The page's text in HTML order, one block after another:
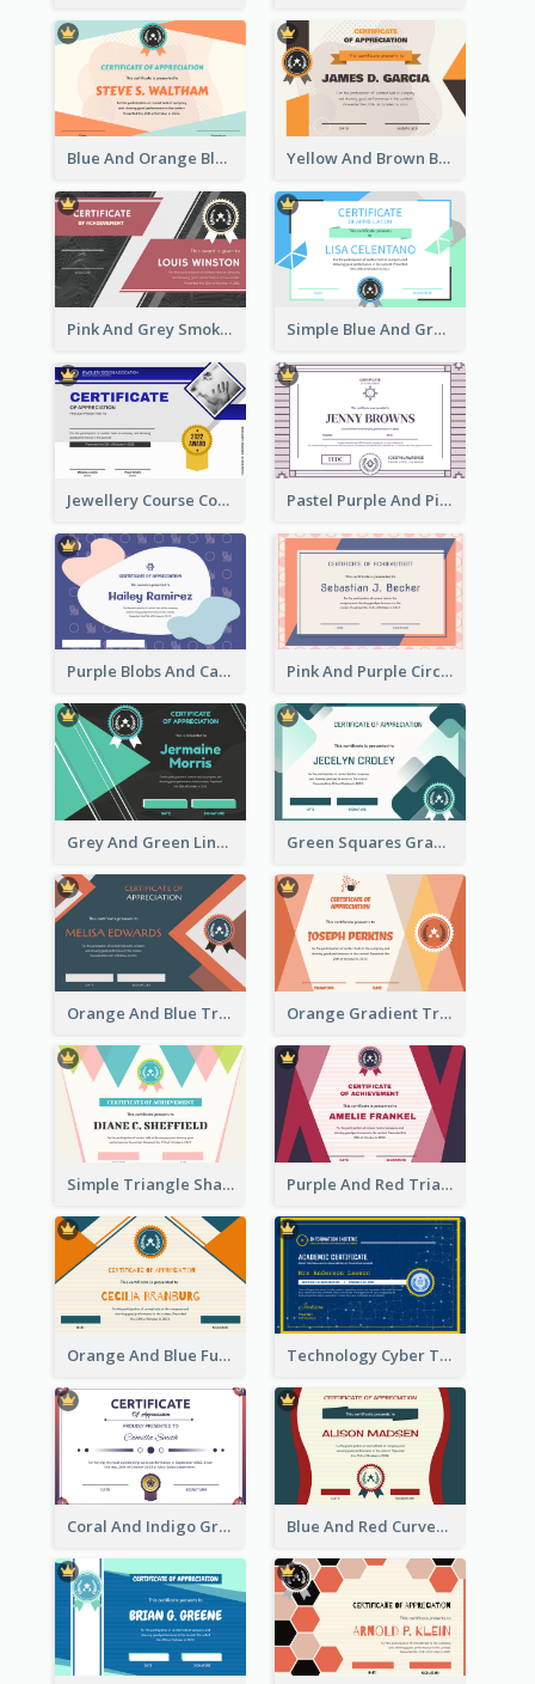
Blue And Orange Blobs Shapes Certificate Yellow And Brown Blobs Background Certificate
Pink And Grey Smoke Background Certificate Simple Blue And Green Triangles Shapes Certificate
Jewellery Course Completion Certificate Pastel Purple And Pink Elegant Certificate Design
Purple Blobs And Cats Patterns Appreciation Certificate Pink And Purple Circles Pattern Appreciation Certificate
Grey And Green Lines Patterns Certificate Green Squares Gradient Appreciation Certificate
Orange And Blue Triangle Patterns Appreciation Certificate Orange Gradient Triangle Patterns Certificate
Simple Triangle Shapes Appreciation Certificate Purple And Red Triangles Achievement Certificate
Orange And Blue Fun Triangles Certificate Technology Cyber Theme School Certificate Design
Coral And Indigo Gradient Border Certificate Design Blue And Red Curves Shape Award Certificate